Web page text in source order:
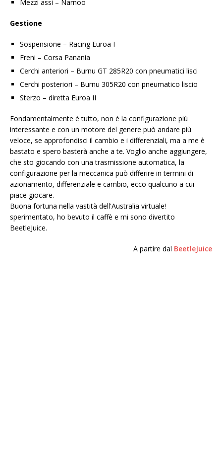
Mezzi assi – Narnoo
Gestione
Sospensione – Racing Euroa I
Freni – Corsa Panania
Cerchi anteriori – Burnu GT 285R20 con pneumatici lisci
Cerchi posteriori – Burnu 305R20 con pneumatico liscio
Sterzo – diretta Euroa II
Fondamentalmente è tutto, non è la configurazione più
interessante e con un motore del genere può andare più
veloce, se approfondisci il cambio e i differenziali, ma a me è
bastato e spero basterà anche a te. Voglio anche aggiungere,
che sto giocando con una trasmissione automatica, la
configurazione per la meccanica può differire in termini di
azionamento, differenziale e cambio, ecco qualcuno a cui
piace giocare.
Buona fortuna nella vastità dell'Australia virtuale!
sperimentato, ho bevuto il caffè e mi sono divertito
BeetleJuice.
A partire dal BeetleJuice